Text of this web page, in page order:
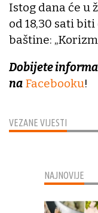
VEZANE VIJESTI
Istog dana će u
od 18,30 sati
baštine:
Dobijete
na Facebooku!
NAJNOVIJE